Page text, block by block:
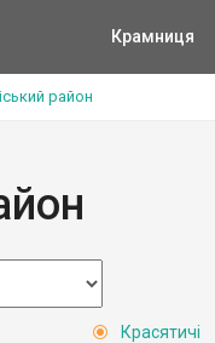
Крамниця
район
Красятичі